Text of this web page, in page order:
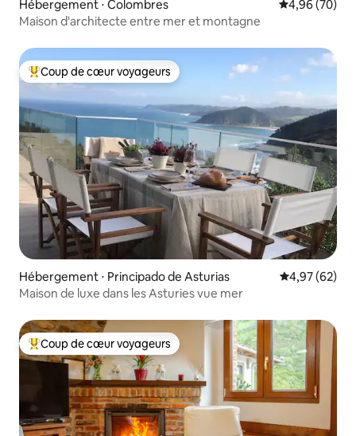
Hébergement ⋅ Colombres Évaluation
4,96 (70)
Maison d'architecte entre mer et montagne
Coups de cœur voyageurs les plus appréciés
Coup de cœur voyageurs
Hébergement ⋅ Principado de Asturias Évaluation
4,97 (62)
Maison de luxe dans les Asturies vue mer
Coups de cœur voyageurs les plus appréciés
Coup de cœur voyageurs